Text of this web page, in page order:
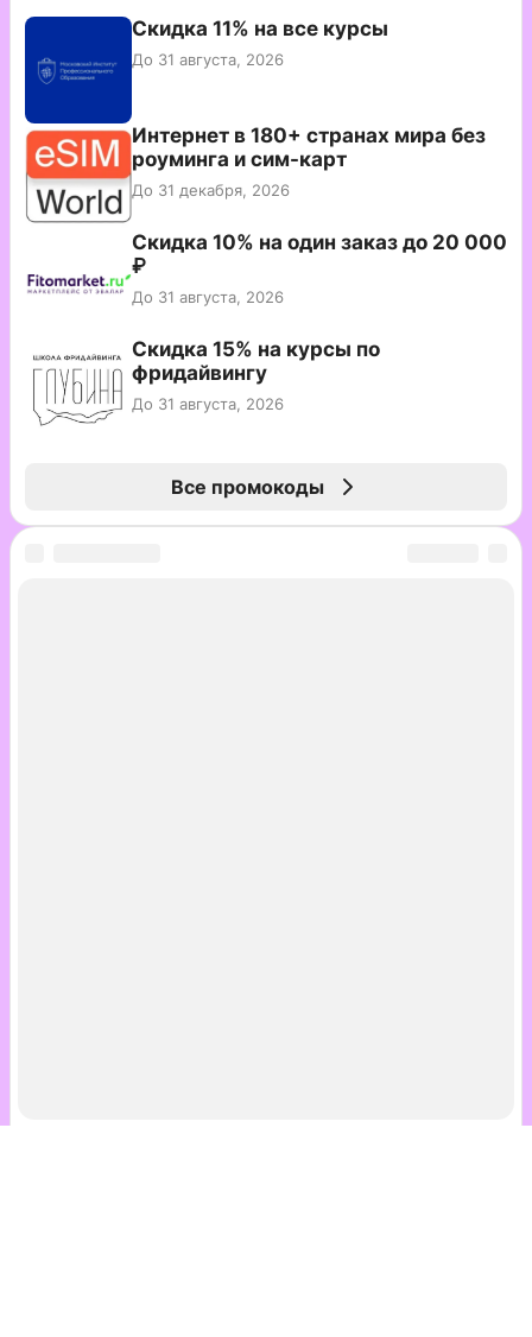
Скидка 11% на все курсы
До 31 августа, 2026
Интернет в 180+ странах мира без
роуминга и сим-карт
До 31 декабря, 2026
Скидка 10% на один заказ до 20 000
₽
До 31 августа, 2026
Скидка 15% на курсы по
фридайвингу
До 31 августа, 2026
Все промокоды